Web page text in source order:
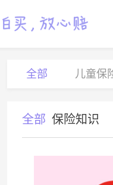
全部 儿童保
全部 保险知识